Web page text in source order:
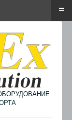
≡
≡